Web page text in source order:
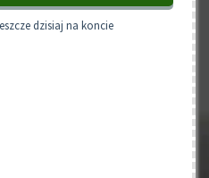
dzisiaj na koncie